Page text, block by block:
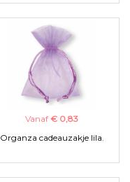
Vanaf € 0,83
Organza cadeauzakje lila.